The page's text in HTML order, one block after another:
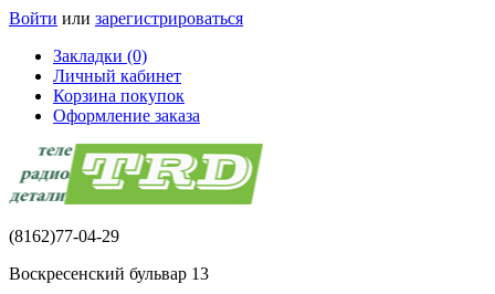
Войти или зарегистрироваться
Закладки (0)
Личный кабинет
Корзина покупок
Оформление заказа
(8162)77-04-29
Воскресенский бульвар 13